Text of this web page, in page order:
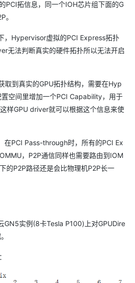
PCI拓信息，同一个IOH芯片组下面的G
。
Hypervisor虚拟的PCI Express拓扑
无法判断真实的硬件拓扑所以无法开启
真实的GPU拓扑结构，需要在Hyp
空间里增加一个PCI Capability，用于
样GPU driver就可以根据这个信息来使
PCI Pass-through时，所有的PCI Ex
，P2P通信同样也需要路由到IOM
的P2P路径还是会比物理机P2P长一
实例(8卡Tesla P100)上对GPUDire